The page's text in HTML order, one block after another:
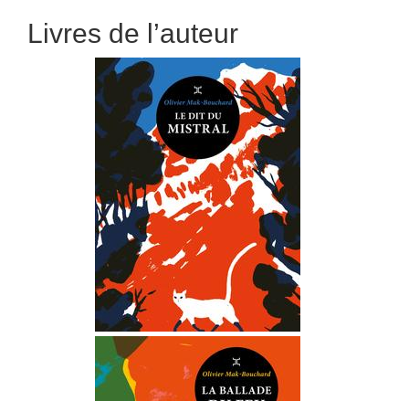
Livres de l’auteur